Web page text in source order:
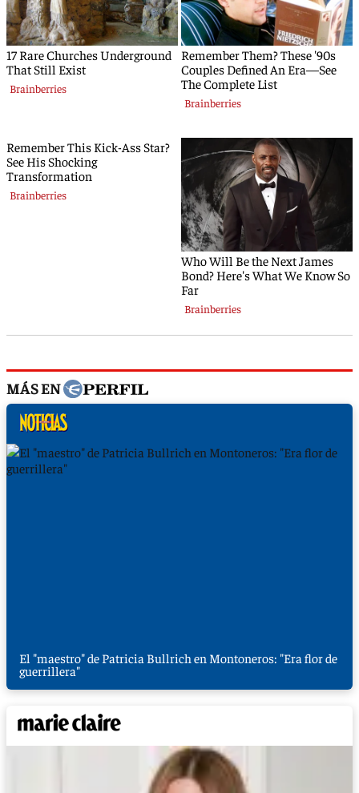
MÁS EN
El "maestro" de Patricia Bullrich en Montoneros: "Era flor de
guerrillera"